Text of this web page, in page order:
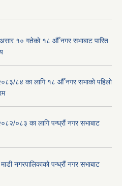
असार १० गतेको १८ औँ नगर सभाबाट पारित
८४ का लागि १८ औँ नगर सभाको पहिलो
०८३ का लागि पन्ध्रौं नगर सभाबाट
नगरपालिकाको पन्ध्रौं नगर सभाबाट